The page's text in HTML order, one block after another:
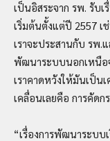
เป็นอิสระจาก รพ. รับ
เริ่มต้นตั้งแต่ปี 2557 เ
เราจะประสานกับ รพ
พัฒนาระบบนอกเหนือ
เราคาดหวังให้มันเป็น
เคลื่อนเลยคือ การคัดก
“เรื่องการพัฒนาระบบ